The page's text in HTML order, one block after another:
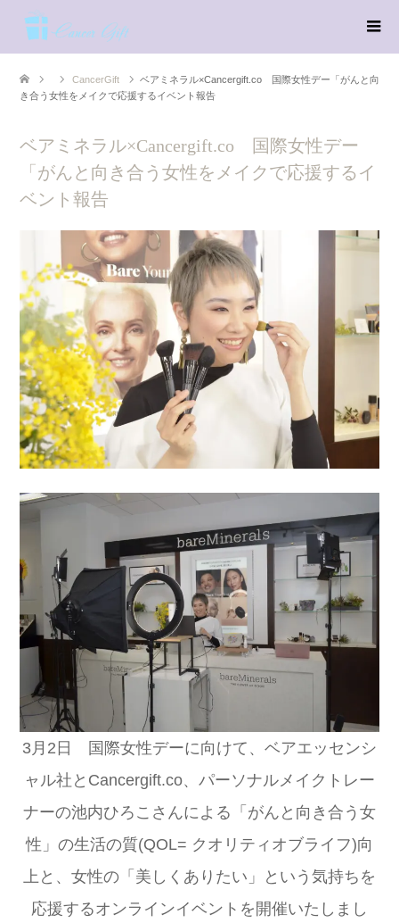
CancerGift
ベアミネラル×Cancergift.co 国際女性デー「がんと向
き合う女性をメイクで応援するイベント報告
ベアミネラル×Cancergift.co 国際女性デー
「がんと向き合う女性をメイクで応援するイ
ベント報告
3月2日 国際女性デーに向けて、ベアエッセンシ
ャル社とCancergift.co、パーソナルメイクトレー
ナーの池内ひろこさんによる「がんと向き合う女
性」の生活の質(QOL= クオリティオブライフ)向
上と、女性の「美しくありたい」という気持ちを
応援するオンラインイベントを開催いたしまし